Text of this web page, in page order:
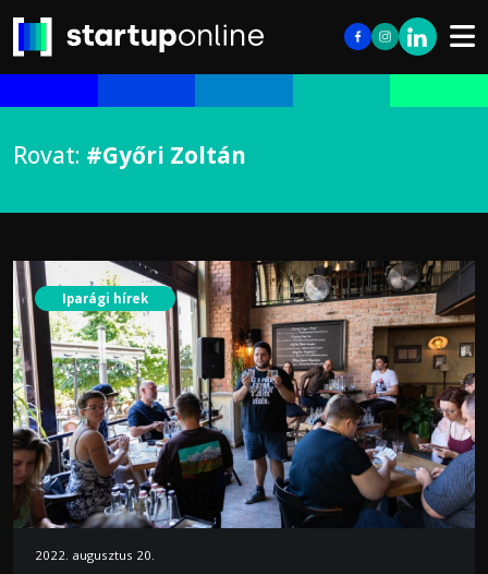
Rovat: #Győri Zoltán
Iparági hírek
2022. augusztus 20.